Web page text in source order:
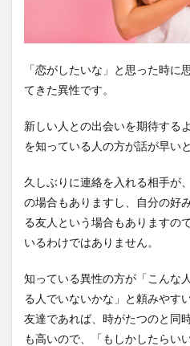
「恋がしたいな」と思った時に
てきた異性です。
新しい人との出会いを期待する
を知っている人の方が話が早い
久しぶりに連絡を入れる相手が
の場合もありますし、自分の好
る友人という場合もありますの
いるわけではありません。
知っている異性の方が「こんな
る人でいないかな」と頼みやす
友達であれば、時がたつのと同
も高いので、「もしかしたらい